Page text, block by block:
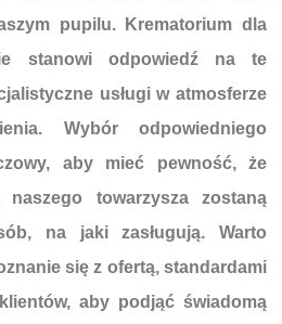
pupilu. Krematorium dla
stanowi odpowiedź na te
usługi w atmosferze
Wybór odpowiedniego
aby mieć pewność, że
towarzysza zostaną
na jaki zasługują. Warto
się z ofertą, standardami
aby podjąć świadomą